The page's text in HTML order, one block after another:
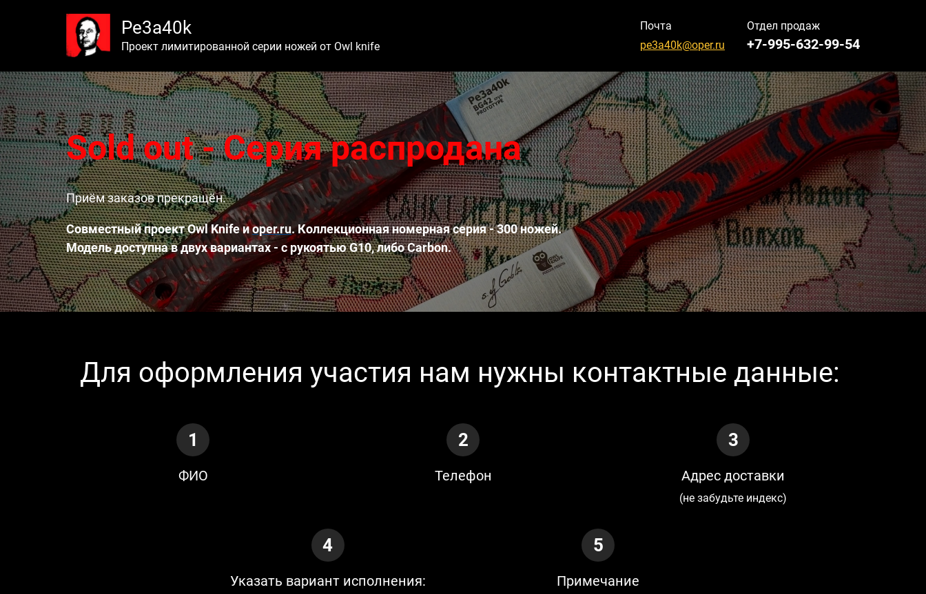
Pe3а40k
Проект лимитированной серии ножей от Owl knife
Почта
pe3a40k@oper.ru
Отдел продаж
+7-995-632-99-54
Sold out - Серия распродана
Приём заказов прекращён.
Совместный проект Owl Knife иoper.ru. Коллекционная номерная серия - 300 ножей.
Модель доступна в двух вариантах - с рукоятью G10, либо Carbon.
Для оформления участия нам нужны контактные данные:
1
ФИО
2
Телефон
3
Адрес доставки
(не забудьте индекс)
4
Указать вариант исполнения:
5
Примечание